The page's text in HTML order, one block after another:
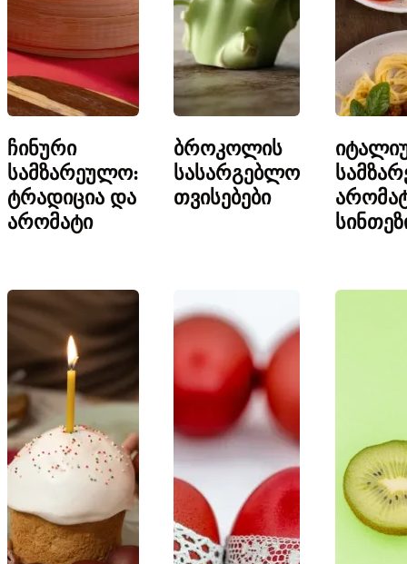
ჩინური
სამზარეულო:
ტრადიცია და
არომატი
ბროკოლის
სასარგებლო
თვისებები